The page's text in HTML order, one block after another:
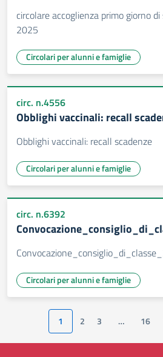
circolare accoglienza primo giorno
2025
Circolari per alunni e famiglie
circ. n.4556
Obblighi vaccinali: recall
Obblighi vaccinali: recall scadenze
Circolari per alunni e famiglie
circ. n.6392
Circolari per alunni e famiglie
1 2 3 … 16